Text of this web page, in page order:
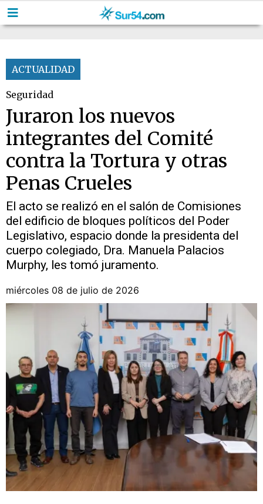
ACTUALIDAD
Seguridad
Juraron los nuevos
integrantes del Comité
contra la Tortura y otras
Penas Crueles
El acto se realizó en el salón de Comisiones
del edificio de bloques políticos del Poder
Legislativo, espacio donde la presidenta del
cuerpo colegiado, Dra. Manuela Palacios
Murphy, les tomó juramento.
miércoles 08 de julio de 2026